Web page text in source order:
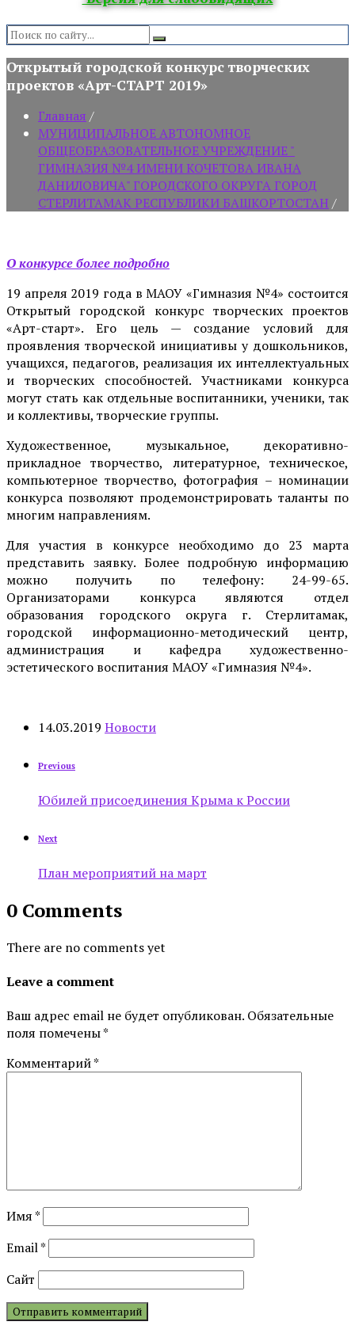
Search:
Открытый городской конкурс творческих
проектов «Арт-СТАРТ 2019»
Главная /
МУНИЦИПАЛЬНОЕ АВТОНОМНОЕ
ОБЩЕОБРАЗОВАТЕЛЬНОЕ УЧРЕЖДЕНИЕ "
ГИМНАЗИЯ №4 ИМЕНИ КОЧЕТОВА ИВАНА
ДАНИЛОВИЧА" ГОРОДСКОГО ОКРУГА ГОРОД
СТЕРЛИТАМАК РЕСПУБЛИКИ БАШКОРТОСТАН /
О конкурсе более подробно
19 апреля 2019 года в МАОУ «Гимназия №4» состоится
Открытый городской конкурс творческих проектов
«Арт-старт». Его цель — создание условий для
проявления творческой инициативы у дошкольников,
учащихся, педагогов, реализация их интеллектуальных
и творческих способностей. Участниками конкурса
могут стать как отдельные воспитанники, ученики, так
и коллективы, творческие группы.
Художественное, музыкальное, декоративно-
прикладное творчество, литературное, техническое,
компьютерное творчество, фотография – номинации
конкурса позволяют продемонстрировать таланты по
многим направлениям.
Для участия в конкурсе необходимо до 23 марта
представить заявку. Более подробную информацию
можно получить по телефону: 24-99-65.
Организаторами конкурса являются отдел
образования городского округа г. Стерлитамак,
городской информационно-методический центр,
администрация и кафедра художественно-
эстетического воспитания МАОУ «Гимназия №4».
14.03.2019 Новости
Previous
Юбилей присоединения Крыма к России
Next
План мероприятий на март
0 Comments
There are no comments yet
Leave a comment
Ваш адрес email не будет опубликован. Обязательные
поля помечены*
Комментарий*
Имя*
Email*
Сайт